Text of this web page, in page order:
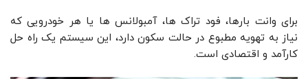
برای وانت‌ بارها، فود تراک‌ ها، آمبولانس‌ ها یا هر خودرویی که
نیاز به تهویه مطبوع در حالت سکون دارد، این سیستم یک راه ‌حل
کارآمد و اقتصادی است.